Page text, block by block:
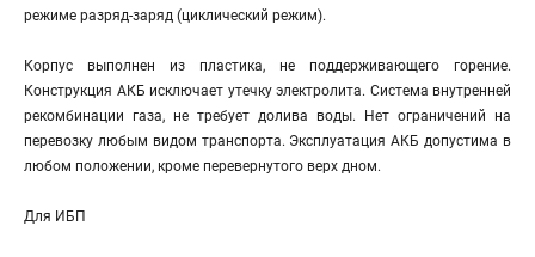
режиме разряд-заряд (циклический режим).
Корпус выполнен из пластика, не поддерживающего горение.
Конструкция АКБ исключает утечку электролита. Система внутренней
рекомбинации газа, не требует долива воды. Нет ограничений на
перевозку любым видом транспорта. Эксплуатация АКБ допустима в
любом положении, кроме перевернутого верх дном.
Для ИБП